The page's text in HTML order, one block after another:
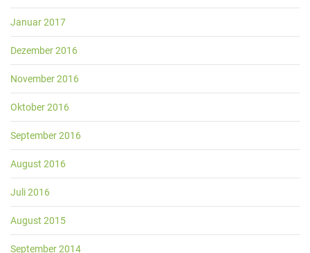
Januar 2017
Dezember 2016
November 2016
Oktober 2016
September 2016
August 2016
Juli 2016
August 2015
September 2014